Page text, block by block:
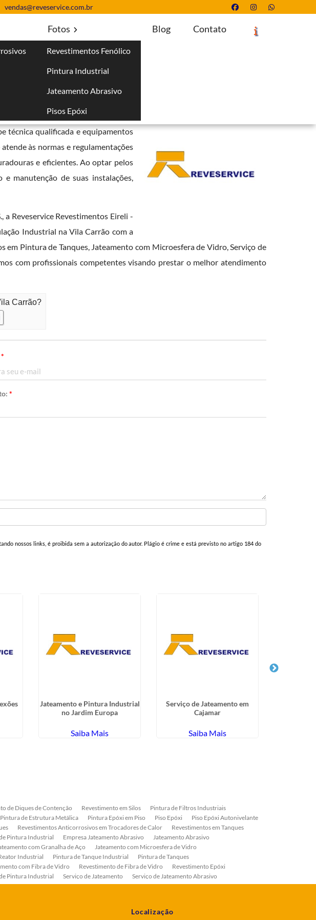
vendas@reveservice.com.br
Fotos
Revestimentos Fenólico
Pintura Industrial
Jateamento Abrasivo
Pisos Epóxi
Blog Contato
Solicite um Orçamento
anticorrosivos,
técnica qualificada e equipamentos
às normas e regulamentações
e eficientes. Ao optar pelos
manutenção de suas instalações,
a Reveservice Revestimentos Eireli -
Industrial na Vila Carrão com a
em Pintura de Tanques, Jateamento com Microesfera de Vidro, Serviço de
com profissionais competentes visando prestar o melhor atendimento
Carrão?
*
*
nossos links, é proibida sem a autorização do autor. Plágio é crime e está previsto no artigo 184 do
Jateamento e Pintura Industrial
no Jardim Europa
Saiba Mais
Serviço de Jateamento em
Cajamar
Saiba Mais
de Diques de Contenção Revestimento em Silos
Pintura de Filtros Industriais
Pintura de Estrutura Metálica Pintura Epóxi em Piso Piso Epóxi
Piso Epóxi Autonivelante
Revestimentos Anticorrosivos em Trocadores de Calor
Revestimentos em Tanques
Pintura Industrial Empresa Jateamento Abrasivo
Jateamento Abrasivo
com Granalha de Aço
Jateamento com Microesfera de Vidro
Industrial Pintura de Tanque Industrial
Pintura de Tanques
com Fibra de Vidro Revestimento de Fibra de Vidro
Revestimento Epóxi
Pintura Industrial Serviço de Jateamento
Serviço de Jateamento Abrasivo
de Pintura de Tanque Industrial
Serviço de Pintura de Válvulas
Localização